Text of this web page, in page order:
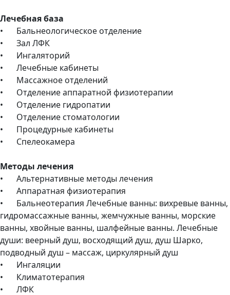
Лечебная база
•
Бальнеологическое отделение
•
Зал ЛФК
•
Ингаляторий
•
Лечебные кабинеты
•
Массажное отделений
•
Отделение аппаратной физиотерапии
•
Отделение гидропатии
•
Отделение стоматологии
•
Процедурные кабинеты
•
Спелеокамера
Методы лечения
•
Альтернативные методы лечения
•
Аппаратная физиотерапия
•
Бальнеотерапия Лечебные ванны: вихревые ванны,
гидромассажные ванны, жемчужные ванны, морские
ванны, хвойные ванны, шалфейные ванны. Лечебные
души: веерный душ, восходящий душ, душ Шарко,
подводный душ – массаж, циркулярный душ
•
Ингаляции
•
Климатотерапия
•
ЛФК